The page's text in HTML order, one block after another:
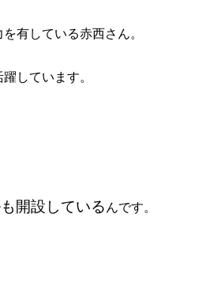
有している赤西さん。
しています。
開設している んです。